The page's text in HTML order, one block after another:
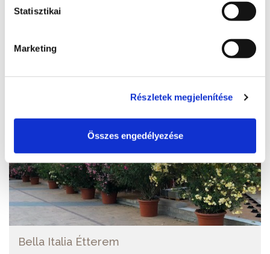
Statisztikai
Marketing
Részletek megjelenítése
Összes engedélyezése
Bella Italia Étterem